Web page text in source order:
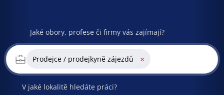
Jaké obory, profese či firmy vás zajímají?
Prodejce / prodejkyně zájezdů ×
V jaké lokalitě hledáte práci?